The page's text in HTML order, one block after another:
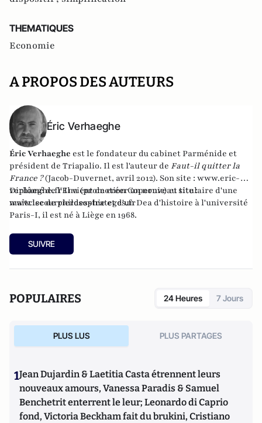
THEMATIQUES
Economie
A PROPOS DES AUTEURS
Éric Verhaeghe
Éric Verhaeghe est le fondateur du cabinet Parménide et
président de Triapalio. Il est l'auteur de Faut-il quitter la
France ?(Jacob-Duvernet, avril 2012). Son site : www.eric-
verhaeghe.frIl vient de créer un nouveau site :
www.lecourrierdesstrateges.fr
Diplômé de l'Ena (promotion Copernic) et titulaire d'une
maîtrise de philosophie et d'un Dea d'histoire à l'université
Paris-I, il est né à Liège en 1968.
SUIVRE
POPULAIRES 24 Heures 7 Jours
PLUS LUS PLUS PARTAGES
1Jean Dujardin & Laetitia Casta étrennent leurs
nouveaux amours, Vanessa Paradis & Samuel
Benchetrit enterrent le leur; Leonardo di Caprio
fond, Victoria Beckham fait du brukini, Cristiano